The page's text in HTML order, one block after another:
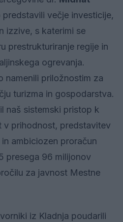
predstavili večje investicije,
izzive, s katerimi se
prestrukturiranje regije in
ogrevanja.
namenili priložnostim za
turizma in gospodarstva.
naš sistemski pristop k
v prihodnost, predstavitev
ambiciozen proračun
presega 96 milijonov
za javnost Mestne
iz Kladnja poudarili